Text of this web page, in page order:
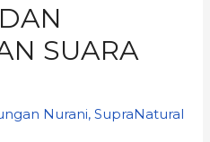
SUARA
Nurani,SupraNatural